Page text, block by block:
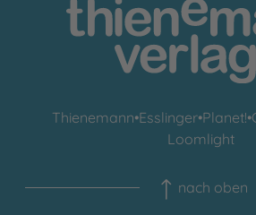
Thienemann•Esslinger•Planet!•
Loomlight
nach oben